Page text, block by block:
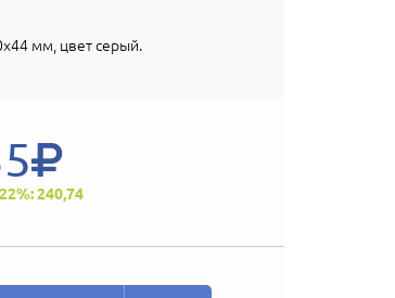
мм, цвет серый.
240,74